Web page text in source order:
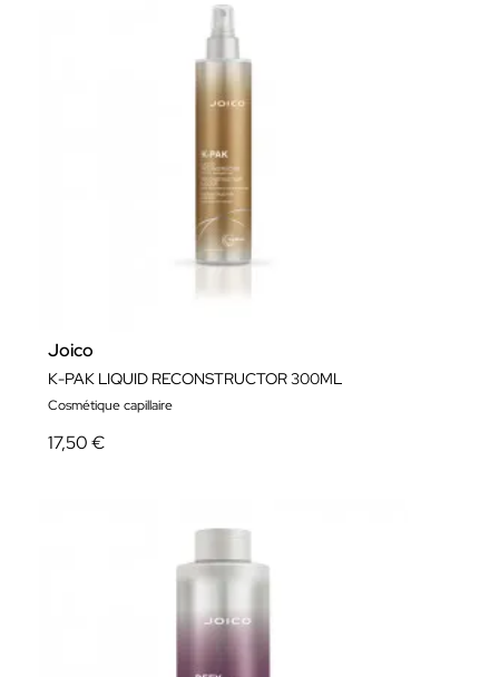
Joico
K-PAK LIQUID RECONSTRUCTOR 300ML
Cosmétique capillaire
17,50 €